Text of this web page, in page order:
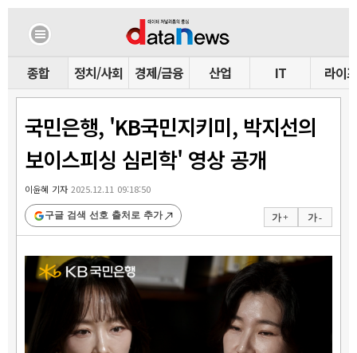
종합 정치/사회 경제/금융 산업 IT 라이프
국민은행, 'KB국민지키미, 박지선의
보이스피싱 심리학' 영상 공개
이윤혜 기자2025.12.11 09:18:50
가 + 가 -
구글 검색 선호 출처로 추가